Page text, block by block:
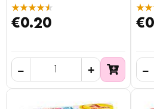
★★★★★
€0.20